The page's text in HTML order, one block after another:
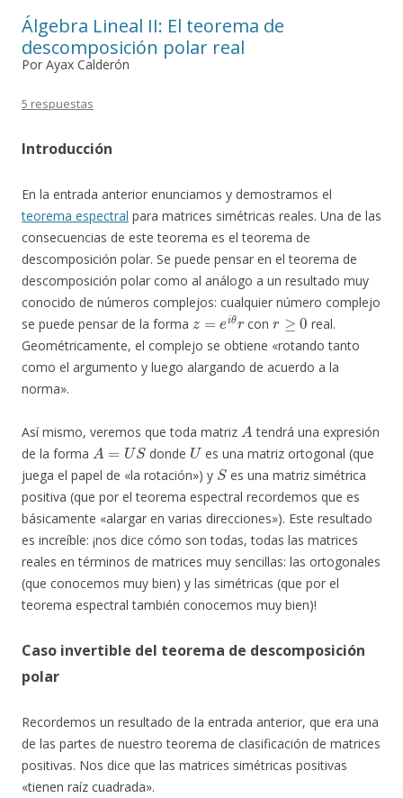
Álgebra Lineal II: El teorema de
descomposición polar real
Por Ayax Calderón
5 respuestas
Introducción
En la entrada anterior enunciamos y demostramos el
teorema espectral para matrices simétricas reales. Una de las
consecuencias de este teorema es el teorema de
descomposición polar. Se puede pensar en el teorema de
descomposición polar como al análogo a un resultado muy
conocido de números complejos: cualquier número complejo
se puede pensar de la forma
z=e θr
con
r≥0
real.
Geométricamente, el complejo se obtiene «rotando tanto
como el argumento y luego alargando de acuerdo a la
norma».
Así mismo, veremos que toda matriz
A
tendrá una expresión
de la forma
A=US
donde
U
es una matriz ortogonal (que
juega el papel de «la rotación») y
S
es una matriz simétrica
positiva (que por el teorema espectral recordemos que es
básicamente «alargar en varias direcciones»). Este resultado
es increíble: ¡nos dice cómo son todas, todas las matrices
reales en términos de matrices muy sencillas: las ortogonales
(que conocemos muy bien) y las simétricas (que por el
teorema espectral también conocemos muy bien)!
Caso invertible del teorema de descomposición
polar
Recordemos un resultado de la entrada anterior, que era una
de las partes de nuestro teorema de clasificación de matrices
positivas. Nos dice que las matrices simétricas positivas
«tienen raíz cuadrada».